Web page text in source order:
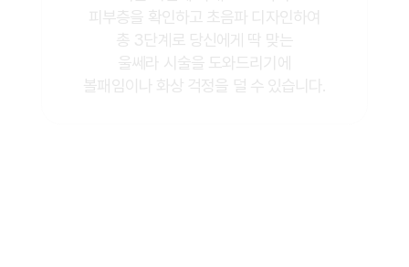
피부층을 확인하고 초음파 디자인하여
총 3단계로 당신에게 딱 맞는
울쎄라 시술을 도와드리기에
볼패임이나 화상 걱정을 덜 수 있습니다.